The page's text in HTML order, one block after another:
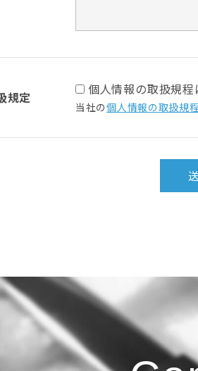
規定 個人情報の取扱規程
当社の個人情報の取扱規程